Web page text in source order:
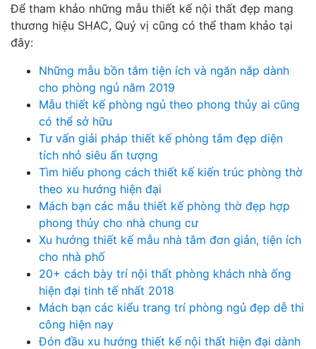
Để tham khảo những mẫu thiết kế nội thất đẹp mang
thương hiệu SHAC, Quý vị cũng có thể tham khảo tại
đây:
Những mẫu bồn tắm tiện ích và ngăn nắp dành
cho phòng ngủ năm 2019
Mẫu thiết kế phòng ngủ theo phong thủy ai cũng
có thể sở hữu
Tư vấn giải pháp thiết kế phòng tắm đẹp diện
tích nhỏ siêu ấn tượng
Tìm hiểu phong cách thiết kế kiến trúc phòng thờ
theo xu hướng hiện đại
Mách bạn các mẫu thiết kế phòng thờ đẹp hợp
phong thủy cho nhà chung cư
Xu hướng thiết kế mẫu nhà tắm đơn giản, tiện ích
cho nhà phố
20+ cách bày trí nội thất phòng khách nhà ống
hiện đại tinh tế nhất 2018
Mách bạn các kiểu trang trí phòng ngủ đẹp dễ thi
công hiện nay
Đón đầu xu hướng thiết kế nội thất hiện đại dành